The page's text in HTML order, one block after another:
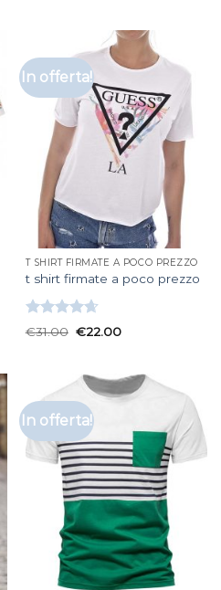
In offerta!
T SHIRT FIRMATE A POCO PREZZO
t shirt firmate a poco prezzo
Valutato
€31.00 €22.00
In offerta!